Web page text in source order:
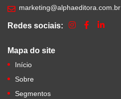
marketing@alphaeditora.com.br
Redes sociais:
Mapa do site
Início
Sobre
Segmentos